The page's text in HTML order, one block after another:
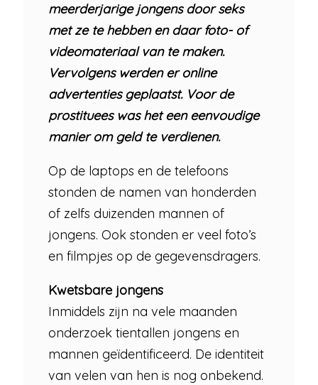
meerderjarige jongens door seks
met ze te hebben en daar foto- of
videomateriaal van te maken.
Vervolgens werden er online
advertenties geplaatst. Voor de
prostituees was het een eenvoudige
manier om geld te verdienen.
Op de laptops en de telefoons
stonden de namen van honderden
of zelfs duizenden mannen of
jongens. Ook stonden er veel foto’s
en filmpjes op de gegevensdragers.
Kwetsbare jongens
Inmiddels zijn na vele maanden
onderzoek tientallen jongens en
mannen geïdentificeerd. De identiteit
van velen van hen is nog onbekend.